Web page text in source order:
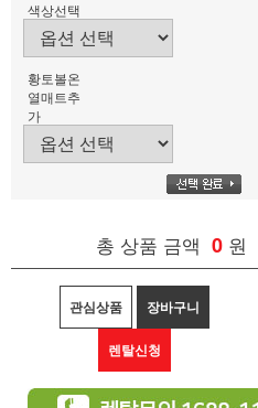
색상선택
황토볼온
열매트추
가
총 상품 금액 0 원
관심상품 장바구니
렌탈신청